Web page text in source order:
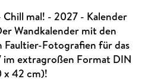
Chill mal! - 2027 - Kalender
Wandkalender mit den
Faultier-Fotografien für das
im extragroßen Format DIN
x 42 cm)!